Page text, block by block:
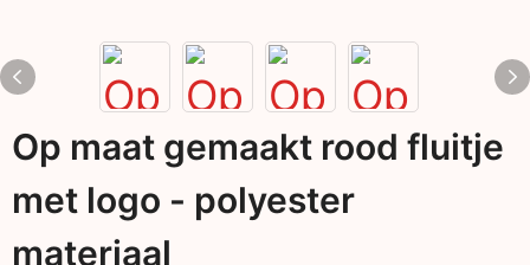
Op maat gemaakt rood fluitje
met logo - polyester
materiaal